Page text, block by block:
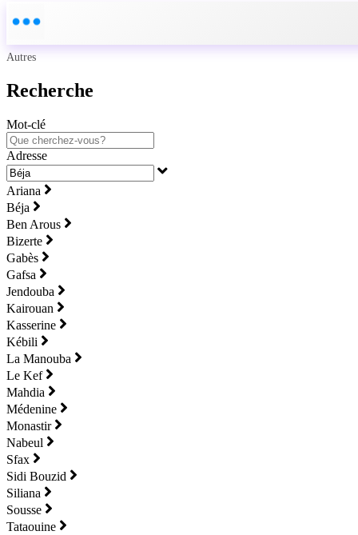
Autres
Recherche
Mot-clé
Adresse
Ariana
Béja
Ben Arous
Bizerte
Gabès
Gafsa
Jendouba
Kairouan
Kasserine
Kébili
La Manouba
Le Kef
Mahdia
Médenine
Monastir
Nabeul
Sfax
Sidi Bouzid
Siliana
Sousse
Tataouine